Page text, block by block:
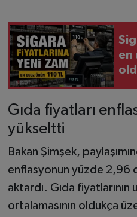
en
Gıda fiyatları
yükseltti
Bakan Şimşek,
enflasyonun yüzde 2,96
aktardı. Gıda fiyatlarının
ortalamasının oldukça